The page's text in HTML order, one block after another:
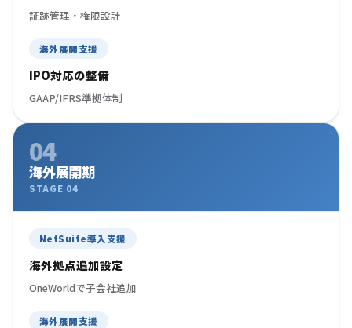
証跡管理・権限設計
海外展開支援
IPO対応の整備
GAAP/IFRS準拠体制
04
海外展開期
STAGE 04
NetSuite導入支援
海外拠点追加設定
OneWorldで子会社追加
海外展開支援